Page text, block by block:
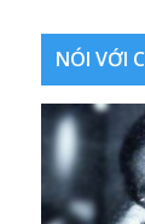
NÓI VỚI